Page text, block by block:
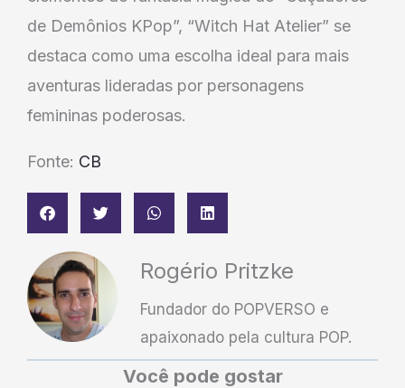
de Demônios KPop”, “Witch Hat Atelier” se
destaca como uma escolha ideal para mais
aventuras lideradas por personagens
femininas poderosas.
Fonte: CB
Rogério Pritzke
Fundador do POPVERSO e
apaixonado pela cultura POP.
Você pode gostar